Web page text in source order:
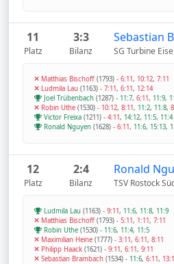
11
Platz
3:3
Bilanz
Sebastian
SG Turbine
Matthias Bischoff (1793) - 6:11, 10:12, 7:11
Ludmila Lau (1163) - 7:11, 6:11, 12:14
Joel Trübenbach (1287) - 11:7, 6:11, 11:9,
Robin Uthe (1530) - 10:12, 8:11, 11:2, 11:8,
Victor Freixa (1211) - 4:11, 14:12, 11:5, 11:4
Ronald Nguyen (1628) - 6:11, 11:6, 15:13,
12
Platz
2:4
Bilanz
Ronald
TSV Rostock
Ludmila Lau (1163) - 9:11, 11:6, 11:8, 11:9
Matthias Bischoff (1793) - 5:11, 1:11, 7:11
Robin Uthe (1530) - 11:6, 11:4, 11:5
Maximilian Heine (1777) - 3:11, 6:11, 8:11
Philipp Haack (1621) - 9:11, 6:11, 9:11
Sebastian Brambach (1534) - 11:6, 6:11,